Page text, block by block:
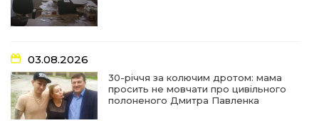
16:29
22 лип
Медики Барвінківської громади
вдосконалюють професійні навички
15:09
22 лип
У Пригожому з дітьми та їх батьками
працювали фахівці благодійного фонду
07:17
“Мені й досі сниться син”: чотири роки світлої
03.08.2026
30-річчя за колючим дротом: мама
просить не мовчати про цивільного
полоненого Дмитра Павленка